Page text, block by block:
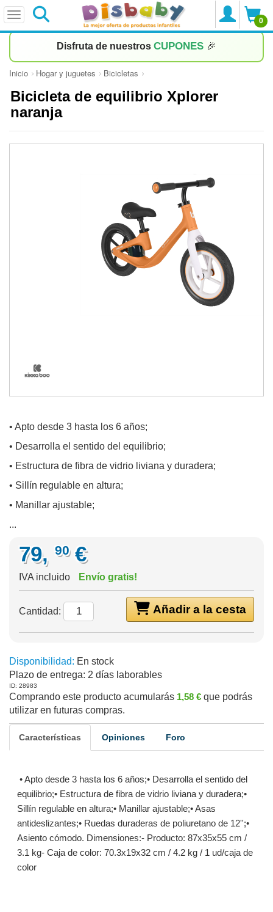
0
Disfruta de nuestros CUPONES 🎉
Inicio Hogar y juguetes Bicicletas
Bicicleta de equilibrio Xplorer
naranja
• Apto desde 3 hasta los 6 años;
• Desarrolla el sentido del equilibrio;
• Estructura de fibra de vidrio liviana y duradera;
• Sillín regulable en altura;
• Manillar ajustable;
...
79, 90 €
IVA incluido Envío gratis!
Añadir a la cesta
Cantidad:
Disponibilidad: En stock
Plazo de entrega: 2 días laborables
ID: 28983
Comprando este producto acumularás 1,58 € que podrás
utilizar en futuras compras.
Características Opiniones Foro
• Apto desde 3 hasta los 6 años;• Desarrolla el sentido del
equilibrio;• Estructura de fibra de vidrio liviana y duradera;•
Sillín regulable en altura;• Manillar ajustable;• Asas
antideslizantes;• Ruedas duraderas de poliuretano de 12'';•
Asiento cómodo. Dimensiones:- Producto: 87x35x55 cm /
3.1 kg- Caja de color: 70.3x19x32 cm / 4.2 kg / 1 ud/caja de
color